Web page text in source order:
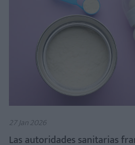
27 Jan 2026
Las autoridades sanitarias